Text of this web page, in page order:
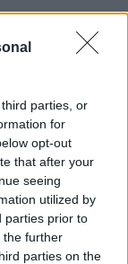
parties, or
for
opt-out
that after your
seeing
utilized by
parties prior to
the further
parties on the